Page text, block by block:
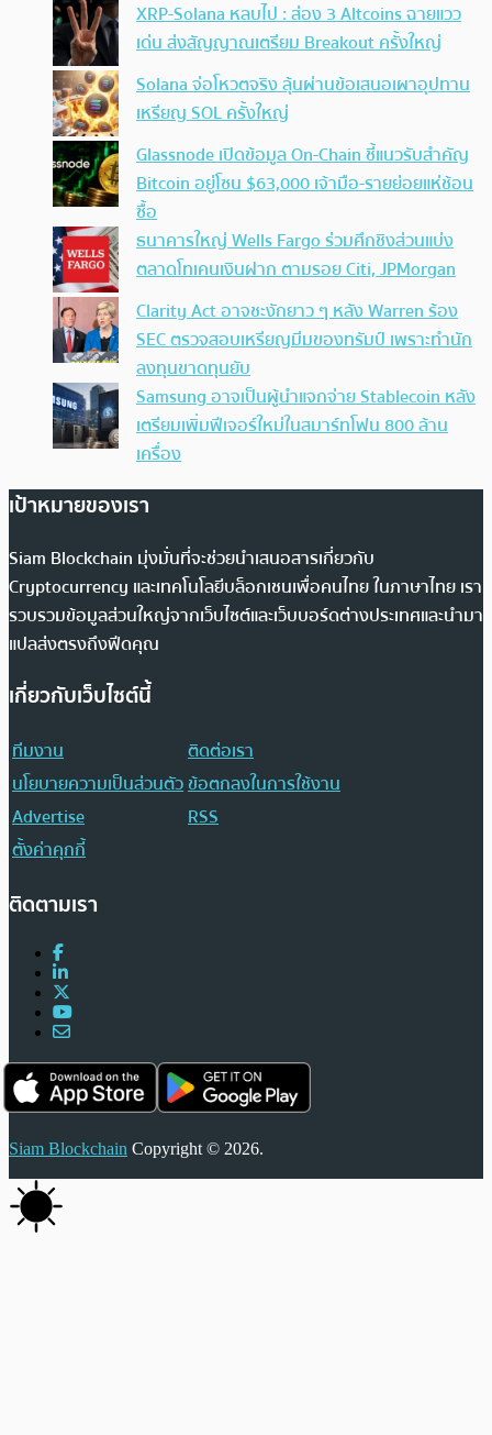
XRP-Solana หลบไป : ส่อง 3 Altcoins ฉายแวว
เด่น ส่งสัญญาณเตรียม Breakout ครั้งใหญ่
Solana จ่อโหวตจริง ลุ้นผ่านข้อเสนอเผาอุปทาน
เหรียญ SOL ครั้งใหญ่
Glassnode เปิดข้อมูล On-Chain ชี้แนวรับสำคัญ
Bitcoin อยู่โซน $63,000 เจ้ามือ-รายย่อยแห่ช้อน
ซื้อ
ธนาคารใหญ่ Wells Fargo ร่วมศึกชิงส่วนแบ่ง
ตลาดโทเคนเงินฝาก ตามรอย Citi, JPMorgan
Clarity Act อาจชะงักยาว ๆ หลัง Warren ร้อง
SEC ตรวจสอบเหรียญมีมของทรัมป์ เพราะทำนัก
ลงทุนขาดทุนยับ
Samsung อาจเป็นผู้นำแจกจ่าย Stablecoin หลัง
เตรียมเพิ่มฟีเจอร์ใหม่ในสมาร์ทโฟน 800 ล้าน
เครื่อง
เป้าหมายของเรา
Siam Blockchain มุ่งมั่นที่จะช่วยนำเสนอสารเกี่ยวกับ
Cryptocurrency และเทคโนโลยีบล็อกเชนเพื่อคนไทย ในภาษาไทย เรา
รวบรวมข้อมูลส่วนใหญ่จากเว็บไซต์และเว็บบอร์ดต่างประเทศและนำมา
แปลส่งตรงถึงฟีดคุณ
เกี่ยวกับเว็บไซต์นี้
ทีมงาน
ติดต่อเรา
นโยบายความเป็นส่วนตัวข้อตกลงในการใช้งาน
Advertise
RSS
ตั้งค่าคุกกี้
ติดตามเรา
Siam Blockchain Copyright © 2026.